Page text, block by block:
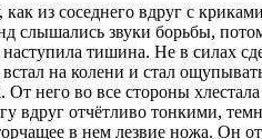
из соседнего вдруг с
звуки борьбы,
наступила тишина. Не в силах
на колени и стал
него во все стороны
вдруг отчётливо тонкими,
в нем лезвие ножа. Он